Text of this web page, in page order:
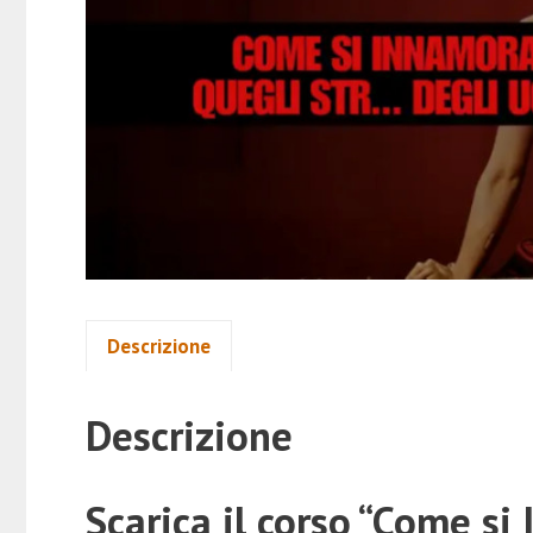
Descrizione
Descrizione
Scarica il corso “Come